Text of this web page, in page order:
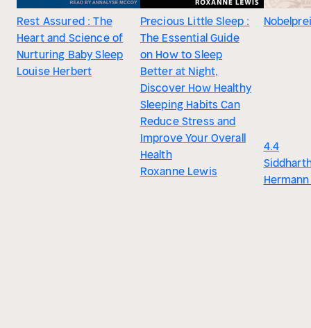
Rest Assured : The
Heart and Science of
Nurturing Baby Sleep
Louise Herbert
Precious Little Sleep :
The Essential Guide
on How to Sleep
Better at Night,
Discover How Healthy
Sleeping Habits Can
Reduce Stress and
Improve Your Overall
Health
Roxanne Lewis
4.4